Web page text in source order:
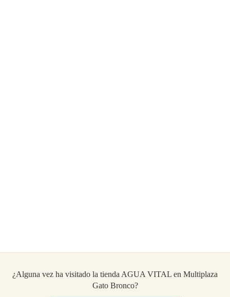
¿Alguna vez ha visitado la tienda AGUA VITAL en Multiplaza
Gato Bronco?